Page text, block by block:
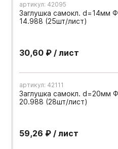
артикул: 42095
Заглушка самокл. d=14мм
14.988 (25шт/лист)
30,60 ₽ / лист
артикул: 42111
Заглушка самокл. d=20мм
20.988 (28шт/лист)
59,26 ₽ / лист